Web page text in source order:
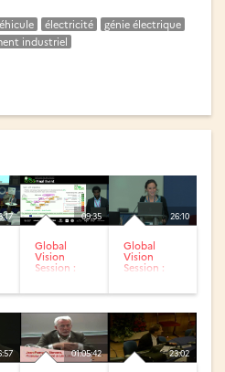
électricité
génie électrique
industriel
09:35
Global
Vision
Session :
26:10
Global
Vision
Session :
01:05:42 23:02